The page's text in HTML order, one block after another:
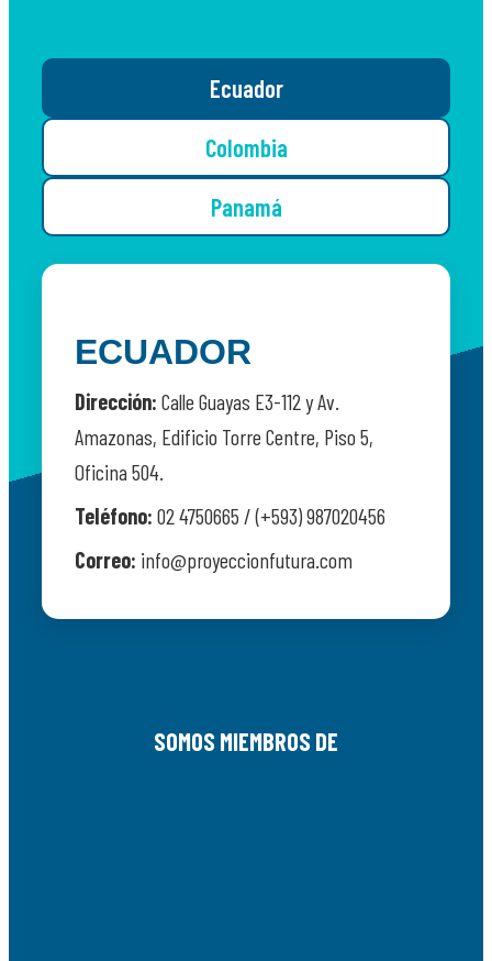
Ecuador
Colombia
Panamá
ECUADOR
Dirección: Calle Guayas E3-112 y Av.
Amazonas, Edificio Torre Centre, Piso 5,
Oficina 504.
Teléfono: 02 4750665 / (+593) 987020456
Correo: info@proyeccionfutura.com
SOMOS MIEMBROS DE